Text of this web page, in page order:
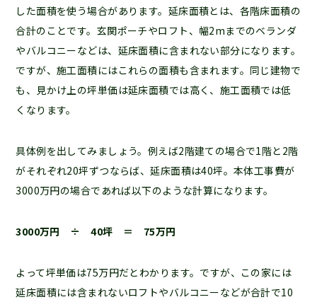
した面積を使う場合があります。延床面積とは、各階床面積の
合計のことです。玄関ポーチやロフト、幅2mまでのベランダ
やバルコニーなどは、延床面積に含まれない部分になります。
ですが、施工面積にはこれらの面積も含まれます。同じ建物で
も、見かけ上の坪単価は延床面積では高く、施工面積では低
くなります。
具体例を出してみましょう。例えば2階建ての場合で1階と2階
がそれぞれ20坪ずつならば、延床面積は40坪。本体工事費が
3000万円の場合であれば以下のような計算になります。
3000万円 ÷ 40坪 ＝ 75万円
よって坪単価は75万円だとわかります。ですが、この家には
延床面積には含まれないロフトやバルコニーなどが合計で10